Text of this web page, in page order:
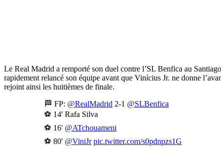
Le Real Madrid a remporté son duel contre l’SL Benfica au
rapidement relancé son équipe avant que Vinícius Jr. ne donne
rejoint ainsi les huitièmes de finale.
🏁 FP: @RealMadrid 2-1 @SLBenfica
⚽ 14' Rafa Silva
⚽ 16' @ATchouameni
⚽ 80' @ViniJr pic.twitter.com/s0pdnpzs1G